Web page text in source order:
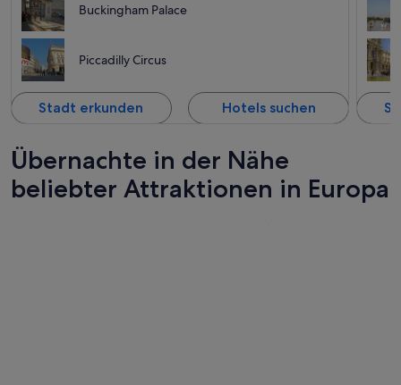
Buckingham Palace
Piccadilly Circus
Stadt erkunden Hotels suchen
Übernachte in der Nähe
beliebter Attraktionen in Europa